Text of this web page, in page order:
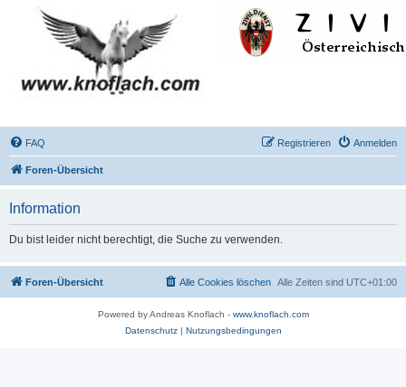
FAQ Anmelden
Registrieren
Foren-Übersicht
Information
Du bist leider nicht berechtigt, die Suche zu verwenden.
Foren-Übersicht Alle Zeiten sind UTC+01:00
Alle Cookies löschen
Powered by Andreas Knoflach - www.knoflach.com
Datenschutz| Nutzungsbedingungen